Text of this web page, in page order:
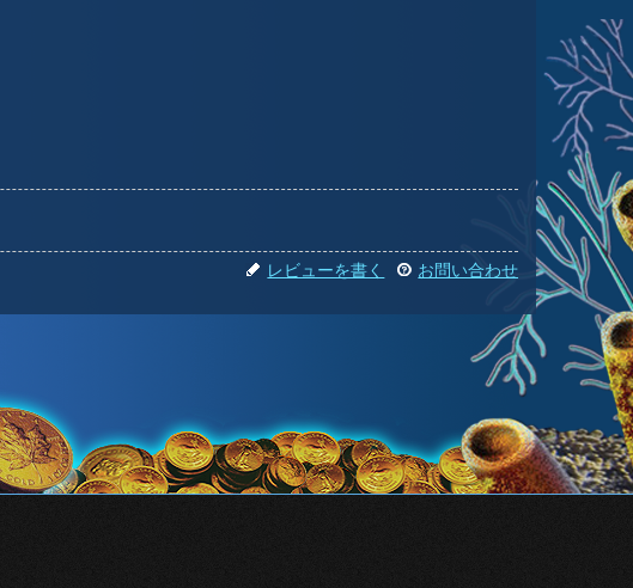
お問い合わせ
レビューを書く